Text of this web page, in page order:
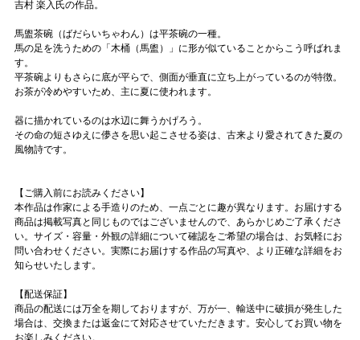
吉村 楽入氏の作品。
馬盥茶碗（ばだらいちゃわん）は平茶碗の一種。
馬の足を洗うための「木桶（馬盥）」に形が似ていることからこう呼ばれま
す。
平茶碗よりもさらに底が平らで、側面が垂直に立ち上がっているのが特徴。
お茶が冷めやすいため、主に夏に使われます。
器に描かれているのは水辺に舞うかげろう。
その命の短さゆえに儚さを思い起こさせる姿は、古来より愛されてきた夏の
風物詩です。
【ご購入前にお読みください】
本作品は作家による手造りのため、一点ごとに趣が異なります。お届けする
商品は掲載写真と同じものではございませんので、あらかじめご了承くださ
い。サイズ・容量・外観の詳細について確認をご希望の場合は、お気軽にお
問い合わせください。実際にお届けする作品の写真や、より正確な詳細をお
知らせいたします。
【配送保証】
商品の配送には万全を期しておりますが、万が一、輸送中に破損が発生した
場合は、交換または返金にて対応させていただきます。安心してお買い物を